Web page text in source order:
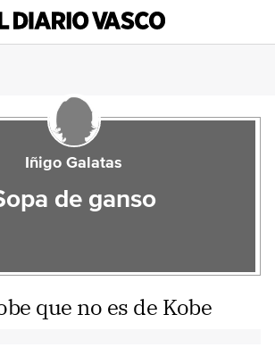
Iñigo Galatas
de ganso
que no es de Kobe